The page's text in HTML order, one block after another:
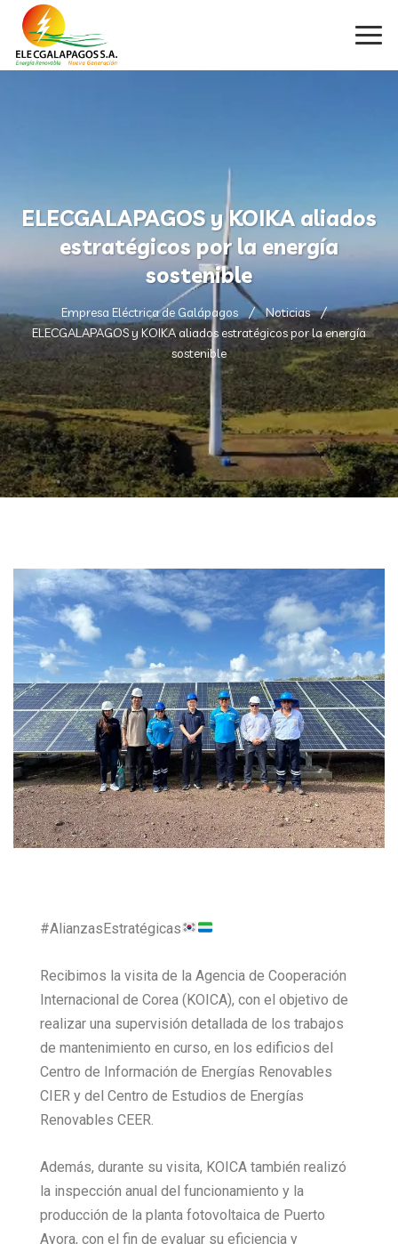
ELECGALAPAGOS y KOIKA aliados
estratégicos por la energía
sostenible
Empresa Eléctrica de Galápagos
Noticias
ELECGALAPAGOS y KOIKA aliados estratégicos por la energía
sostenible
#AlianzasEstratégicas
Recibimos la visita de la Agencia de Cooperación
Internacional de Corea (KOICA), con el objetivo de
realizar una supervisión detallada de los trabajos
de mantenimiento en curso, en los edificios del
Centro de Información de Energías Renovables
CIER y del Centro de Estudios de Energías
Renovables CEER.
Además, durante su visita, KOICA también realizó
la inspección anual del funcionamiento y la
producción de la planta fotovoltaica de Puerto
Ayora, con el fin de evaluar su eficiencia y